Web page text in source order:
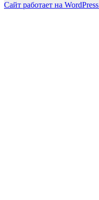
Сайт работает на WordPress